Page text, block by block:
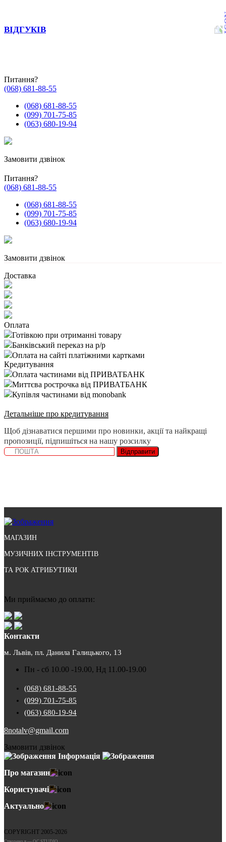
ВІДГУКІВ
Питання?
(068) 681-88-55
(068) 681-88-55
(099) 701-75-85
(063) 680-19-94
Замовити дзвінок
Питання?
(068) 681-88-55
(068) 681-88-55
(099) 701-75-85
(063) 680-19-94
Замовити дзвінок
Доставка
Оплата
Готівкою при отриманні товару
Банківський переказ на р/р
Оплата на сайті платіжними картками
Кредитування
Оплата частинами від ПРИВАТБАНК
Миттєва рострочка від ПРИВАТБАНК
Купівля частинами від monobank
Детальніше про кредитування
Щоб дізнаватися першими про новинки, акції та найкращі
пропозиції, підпишіться на нашу розсилку
Відправити
МАГАЗИН
МУЗИЧНИХ ІНСТРУМЕНТІВ
ТА РОК АТРИБУТИКИ
Ми приймаємо до оплати:
Контакти
м. Львів, пл. Данила Галицького, 13
Пн - сб 10.00 -19.00, Нд 11.00-19.00
(068) 681-88-55
(099) 701-75-85
(063) 680-19-94
8notalv@gmail.com
Замовити дзвінок
Інформація
Про магазин
Користувачі
Актуально
COPYRIGHT 2005-2026